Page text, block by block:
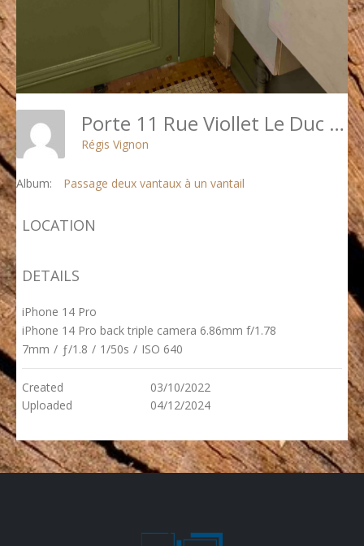
Porte 11 Rue Viollet Le Duc P5 Après Travaux Vue Intérieur Détail
Régis Vignon
Album: Passage deux vantaux à un vantail
LOCATION
DETAILS
iPhone 14 Pro
iPhone 14 Pro back triple camera 6.86mm f/1.78
7mm / ƒ/1.8 / 1/50s / ISO 640
Created
03/10/2022
Uploaded
04/12/2024